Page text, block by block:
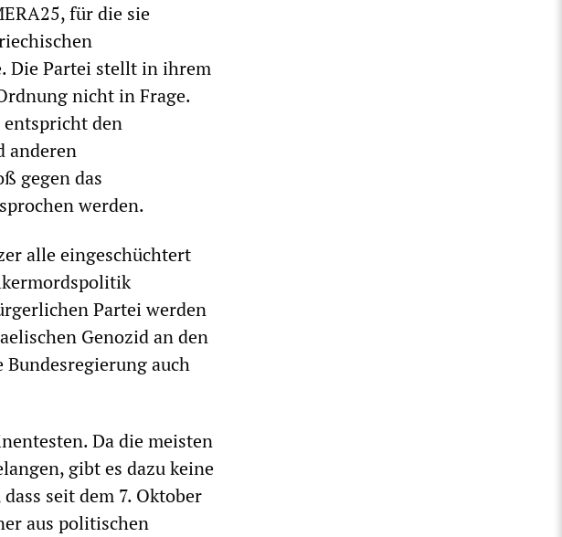
für die sie
Die Partei stellt in ihrem
nicht in Frage.
entspricht den
anderen
gegen das
werden.
alle eingeschüchtert
Partei werden
Genozid an den
auch
Da die meisten
gibt es dazu keine
seit dem 7. Oktober
aus politischen